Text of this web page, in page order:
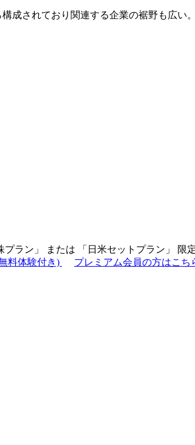
成されており関連する企業の裾野も広
プラン 」 または 「 日米セットプラン 」 限
料体験付き)
プレミアム会員の方はこち